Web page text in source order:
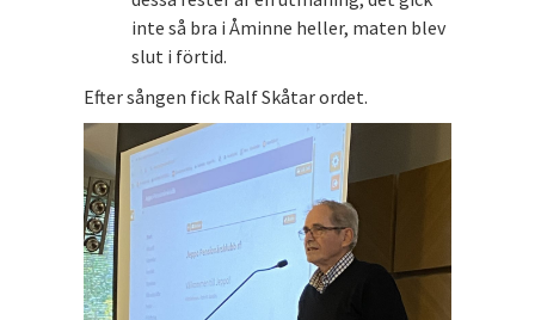
inte så bra i Åminne heller, maten blev
slut i förtid.
Efter sången fick Ralf Skåtar ordet.